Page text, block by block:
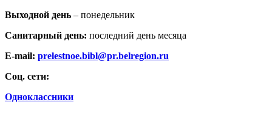
Выходной день – понедельник
Санитарный день: последний день месяца
E-mail: prelestnoe.bibl@pr.belregion.ru
Соц. сети:
Одноклассники